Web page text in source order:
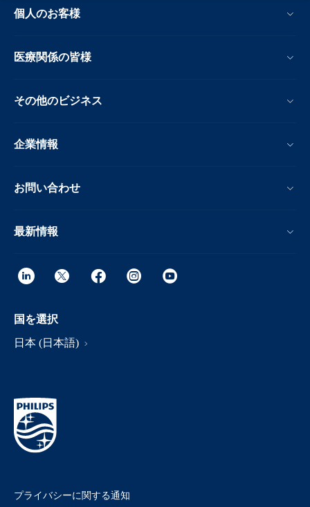
個人のお客様
医療関係の皆様
その他のビジネス
企業情報
お問い合わせ
最新情報
国を選択
日本 (日本語)
プライバシーに関する通知